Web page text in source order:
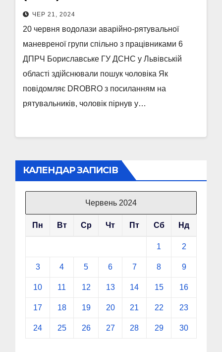
ЧЕР 21, 2024
20 червня водолази аварійно-рятувальної
маневреної групи спільно з працівниками 6
ДПРЧ Бориславське ГУ ДСНС у Львівській
області здійснювали пошук чоловіка Як
повідомляє DROBRO з посиланням на
рятувальників, чоловік пірнув у…
КАЛЕНДАР ЗАПИСІВ
Червень 2024
Пн Вт Ср Чт Пт Сб Нд
1 2
3 4 5 6 7 8 9
10 11 12 13 14 15 16
17 18 19 20 21 22 23
24 25 26 27 28 29 30